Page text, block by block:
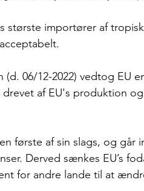
største importører af
(d. 06/12-2022) vedtog EU
drevet af EU's produktion
første af sin slags, og
Derved sænkes EU’s
for andre lande til at